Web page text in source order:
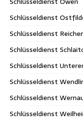
Schlüsseldienst
Schlüsseldienst
Schlüsseldienst
Schlüsseldienst
Schlüsseldienst
Schlüsseldienst
Schlüsseldienst